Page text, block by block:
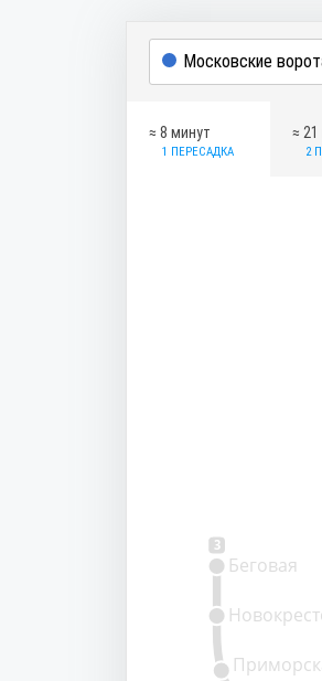
≈ 8 минут
1 ПЕРЕСАДКА
≈ 21
2
3
Беговая